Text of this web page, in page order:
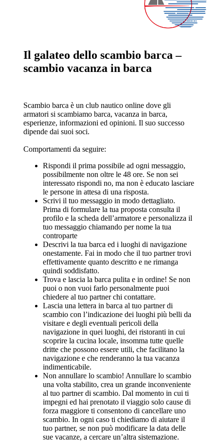
Il galateo dello scambio barca –
scambio vacanza in barca
Scambio barca è un club nautico online dove gli
armatori si scambiamo barca, vacanza in barca,
esperienze, informazioni ed opinioni. Il suo successo
dipende dai suoi soci.
Comportamenti da seguire:
Rispondi il prima possibile ad ogni messaggio,
possibilmente non oltre le 48 ore. Se non sei
interessato rispondi no, ma non è educato lasciare
le persone in attesa di una risposta.
Scrivi il tuo messaggio in modo dettagliato.
Prima di formulare la tua proposta consulta il
profilo e la scheda dell’armatore e personalizza il
tuo messaggio chiamando per nome la tua
controparte
Descrivi la tua barca ed i luoghi di navigazione
onestamente. Fai in modo che il tuo partner trovi
effettivamente quanto descritto e ne rimanga
quindi soddisfatto.
Trova e lascia la barca pulita e in ordine! Se non
puoi o non vuoi farlo personalmente puoi
chiedere al tuo partner chi contattare.
Lascia una lettera in barca al tuo partner di
scambio con l’indicazione dei luoghi più belli da
visitare e degli eventuali pericoli della
navigazione in quei luoghi, dei ristoranti in cui
scoprire la cucina locale, insomma tutte quelle
dritte che possono essere utili, che facilitano la
navigazione e che renderanno la tua vacanza
indimenticabile.
Non annullare lo scambio! Annullare lo scambio
una volta stabilito, crea un grande inconveniente
al tuo partner di scambio. Dal momento in cui ti
impegni ed hai prenotato il viaggio solo cause di
forza maggiore ti consentono di cancellare uno
scambio. In ogni caso ti chiediamo di aiutare il
tuo partner, se non può modificare la data delle
sue vacanze, a cercare un’altra sistemazione.